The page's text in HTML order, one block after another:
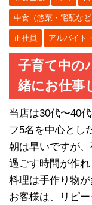
中食（惣菜・宅配など
正社員 アルバイト
子育て中の
緒にお仕事
当店は30代〜40
フ5名を中心とし
朝は早いですが
過ごす時間が作れ
料理は手作り物が
お客様は、リピー